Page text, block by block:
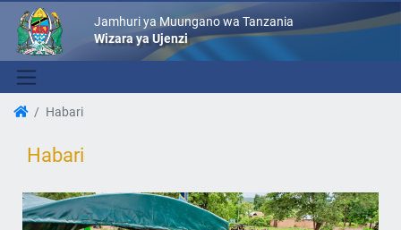
Jamhuri ya Muungano wa Tanzania
Wizara ya Ujenzi
Habari
Habari